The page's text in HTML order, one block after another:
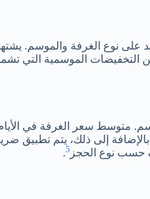
على نوع الغرفة والموسم.
التخفيضات الموسمية التي
حسب نوع الحجز 5
.